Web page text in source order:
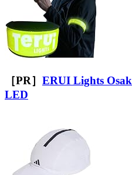
［PR］ ERUI Lights
LED